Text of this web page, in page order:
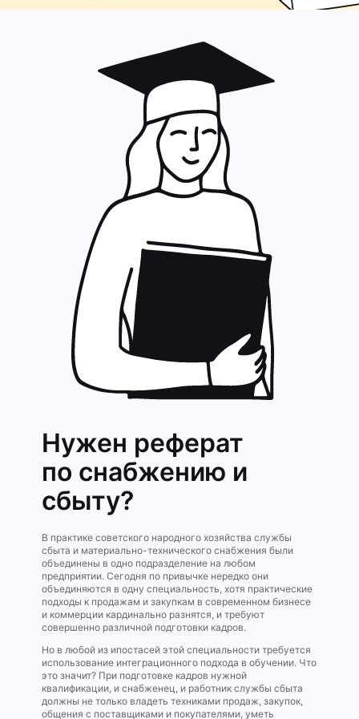
Нужен реферат
по снабжению и
сбыту?
В практике советского народного хозяйства службы
сбыта и материально-технического снабжения были
объединены в одно подразделение на любом
предприятии. Сегодня по привычке нередко они
объединяются в одну специальность, хотя практические
подходы к продажам и закупкам в современном бизнесе
и коммерции кардинально разнятся, и требуют
совершенно различной подготовки кадров.
Но в любой из ипостасей этой специальности требуется
использование интеграционного подхода в обучении. Что
это значит? При подготовке кадров нужной
квалификации, и снабженец, и работник службы сбыта
должны не только владеть техниками продаж, закупок,
общения с поставщиками и покупателями, уметь